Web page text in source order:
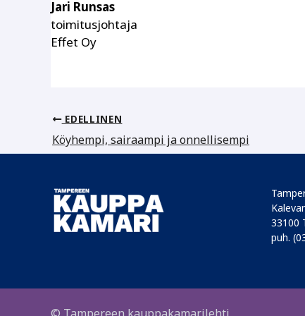
Jari Runsas
toimitusjohtaja
Effet Oy
EDELLINEN
Köyhempi, sairaampi ja onnellisempi
33100
puh.